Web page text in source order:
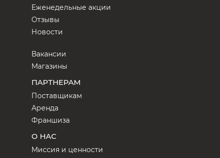
Еженедельные акции
Отзывы
Новости
Вакансии
Магазины
ПАРТНЕРАМ
Поставщикам
Аренда
Франшиза
О НАС
Миссия и ценности